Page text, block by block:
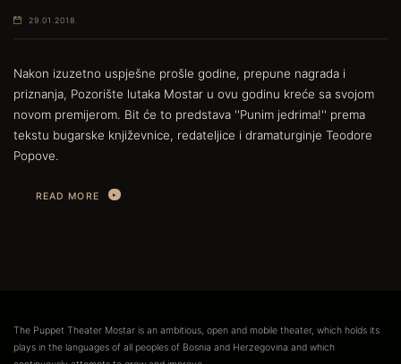
29.01.2018.
Nakon izuzetno uspješne prošle godine, prepune nagrada i
priznanja, Pozorište lutaka Mostar u ovu godinu kreće sa svojom
novom premijerom. Bit će to predstava ''Punim jedrima!'' prema
tekstu bugarske književnice, redateljice i dramaturginje Teodore
Popove.
READ MORE
The Puppet Theater Mostar is an ambitious, open and mobile theater, which holds its
plays in the languages of all peoples of Bosnia and Herzegovina and which